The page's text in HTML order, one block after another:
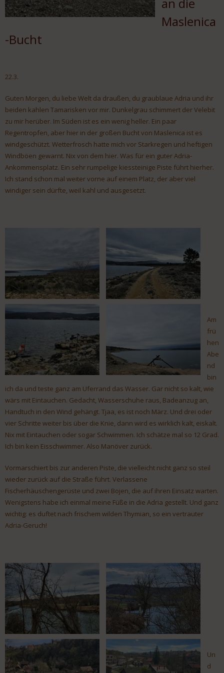
Maslenica
-Bucht
22.3.
Guten Morgen, du liebe Welt da draußen, du graublaue Adria und ihr
beiden kahlen Tamarisken vor mir. Dunkelgrau schimmert der Velebit
zu mir herüber. Im Süden ist es ein wenig heller. Ein paar
Regentropfen, aber hier in der großen Bucht von Maslenica ist es
windgeschützt. Wetterfrosch hatte mich vor Starkregen und heftigen
Windböen gewarnt. Nix von dem hier. Was für ein guter Adria-
Ankommensplatz. Ein sehr rumpelige kiessteinige Piste führt hierher.
Ich stand schon mal weiter vorne auf einem Platz, der aber viel
windiger sein dürfte, weil kahl und ausgesetzt.
Am
frü
hen
Abe
nd
bin
ich da und teste ganz am Uferrand das Wasser. Gar nicht so kalt, wie
wärs mit Eintauchen. Gedacht, Wasserschuhe raus, Badeanzug an,
Handtuch in den Wind gehängt. Tjaa, es ist noch März. Und drei oder
vier Schritte weiter bis über die Knie, dann wird es wirklich kalt, eiskalt.
Nix mit Eintauchen oder sogar Schwimmen. Ich schätze mal so 12 Grad.
Ich bin kein Eisschwimmer. Also Manöver zurück.
Vormarschiert bis zur anderen Piste, die vielleicht nicht ganz so steil
wieder zurück auf die Straße führt. Verlassene
Fischerhäuschengerüste und zwei Bojen, die auf ihren Einsatz warten.
Wenigstens habe ich einmal meine Füße in die Adria gestellt. Und ganz
wichtig: es duftet nach frischem wilden Thymian, so ein vertrauter
Adria-Geruch!
Un
d